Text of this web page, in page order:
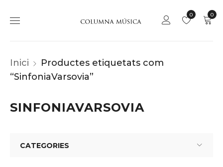
0
0
Inici
Productes etiquetats com
“SinfoniaVarsovia”
SINFONIAVARSOVIA
CATEGORIES